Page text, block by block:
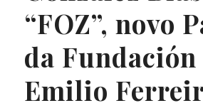
“FOZ”, novo
da Fundación
Emilio